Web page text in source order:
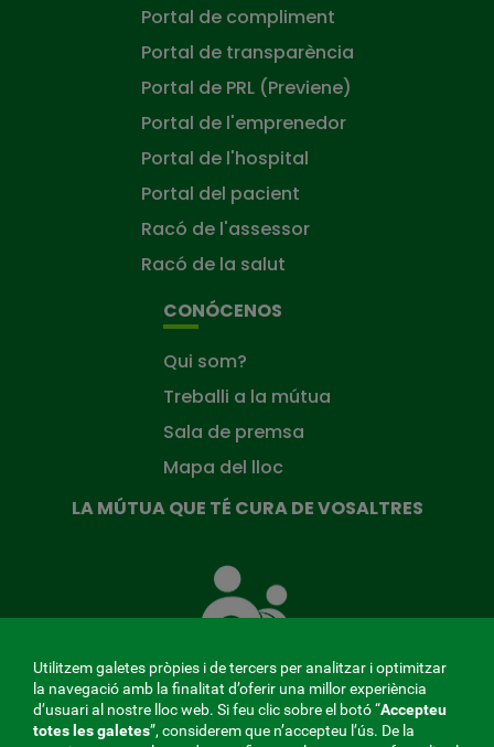
Portal de compliment
Portal de transparència
Portal de PRL (Previene)
Portal de l'emprenedor
Portal de l'hospital
Portal del pacient
Racó de l'assessor
Racó de la salut
CONÓCENOS
Qui som?
Treballi a la mútua
Sala de premsa
Mapa del lloc
LA MÚTUA QUE TÉ CURA DE VOSALTRES
Mútua
que
de
tu
Utilitzem galetes pròpies i de tercers per analitzar i optimitzar
la navegació amb la finalitat d’oferir una millor experiència
d’usuari al nostre lloc web. Si feu clic sobre el botó “Accepteu
totes les galetes”, considerem que n’accepteu l’ús. De la